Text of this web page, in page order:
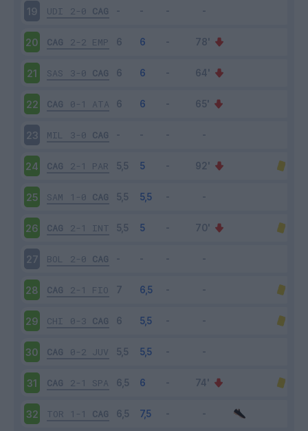
19 UDI 2-0 CAG
20 CAG 2-2 EMP
21 SAS 3-0 CAG
22 CAG 0-1 ATA
23 MIL 3-0 CAG
24 CAG 2-1 PAR
25 SAM 1-0 CAG
26 CAG 2-1 INT
27 BOL 2-0 CAG
28 CAG 2-1 FIO
29 CHI 0-3 CAG
30 CAG 0-2 JUV
31 CAG 2-1 SPA
32 TOR 1-1 CAG